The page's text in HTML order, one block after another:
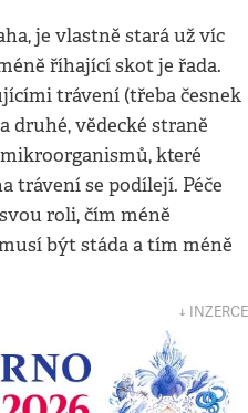
je vlastně stará už víc
říhající skot je řada.
trávení (třeba česnek
druhé, vědecké straně
které
trávení se podílejí. Péče
roli, čím méně
být stáda a tím méně
↓ INZERCE